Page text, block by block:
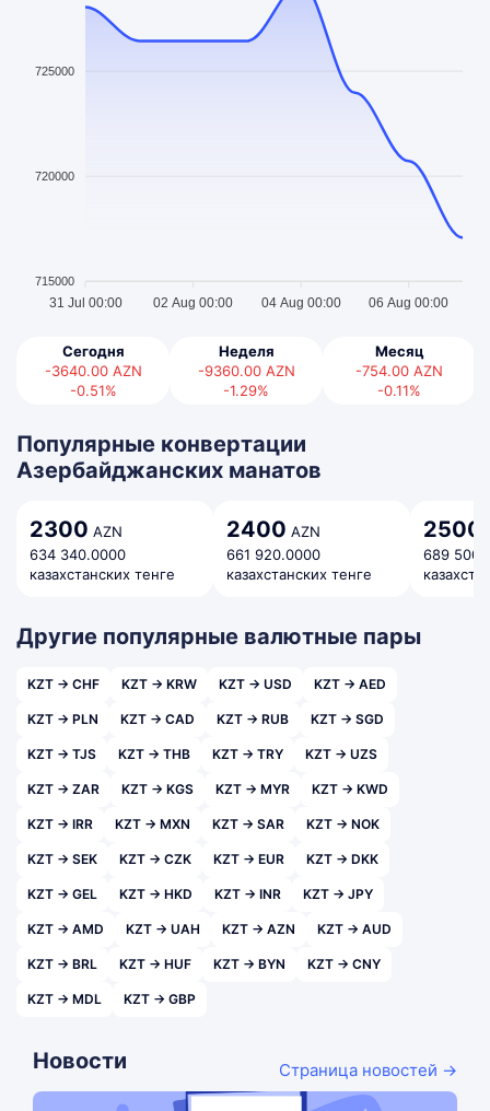
725000
720000
715000
31 Jul 00:00 02 Aug 00:00 04 Aug 00:00 06 Aug 00:00
Сегодня
-3640.00 AZN
-0.51%
Неделя
-9360.00 AZN
-1.29%
Месяц
-754.00 AZN
-0.11%
Популярные конвертации
Азербайджанских манатов
2300 AZN
634 340.0000
казахстанских тенге
2400 AZN
661 920.0000
казахстанских тенге
2500
689
Другие популярные валютные пары
KZT → CHF KZT → KRW KZT → USD KZT → AED
KZT → PLN KZT → CAD KZT → RUB KZT → SGD
KZT → TJS KZT → THB KZT → TRY KZT → UZS
KZT → ZAR KZT → KGS KZT → MYR KZT → KWD
KZT → IRR KZT → MXN KZT → SAR KZT → NOK
KZT → SEK KZT → CZK KZT → EUR KZT → DKK
KZT → GEL KZT → HKD KZT → INR KZT → JPY
KZT → AMD KZT → UAH KZT → AZN KZT → AUD
KZT → BRL KZT → HUF KZT → BYN KZT → CNY
KZT → MDL KZT → GBP
Новости Страница новостей →